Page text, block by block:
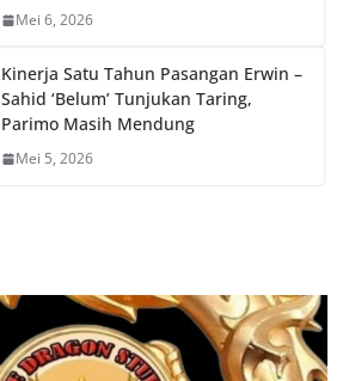
Mei 6, 2026
Kinerja Satu Tahun Pasangan Erwin –
Sahid ‘Belum’ Tunjukan Taring,
Parimo Masih Mendung
Mei 5, 2026